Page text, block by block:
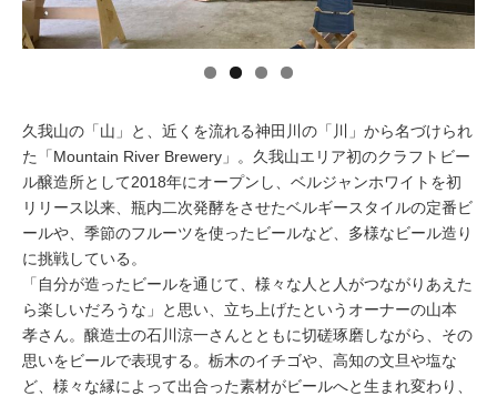
駅から探す
久我山の「山」と、近くを流れる神田川の「川」から名づけられ
た「Mountain River Brewery」。久我山エリア初のクラフトビー
ル醸造所として2018年にオープンし、ベルジャンホワイトを初
リリース以来、瓶内二次発酵をさせたベルギースタイルの定番ビ
ールや、季節のフルーツを使ったビールなど、多様なビール造り
に挑戦している。
「自分が造ったビールを通じて、様々な人と人がつながりあえた
ら楽しいだろうな」と思い、立ち上げたというオーナーの山本
孝さん。醸造士の石川涼一さんとともに切磋琢磨しながら、その
思いをビールで表現する。栃木のイチゴや、高知の文旦や塩な
ど、様々な縁によって出合った素材がビールへと生まれ変わり、